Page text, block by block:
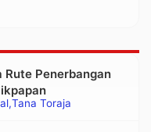
Tana Toraja
Rute Penerbangan